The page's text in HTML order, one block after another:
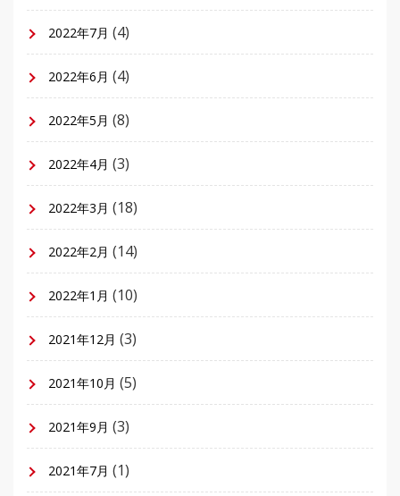
2022年7月 (4)
2022年6月 (4)
2022年5月 (8)
2022年4月 (3)
2022年3月 (18)
2022年2月 (14)
2022年1月 (10)
2021年12月 (3)
2021年10月 (5)
2021年9月 (3)
2021年7月 (1)